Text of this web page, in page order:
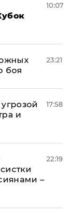
10:07
боя
23:21
и
17:58
–
22:19